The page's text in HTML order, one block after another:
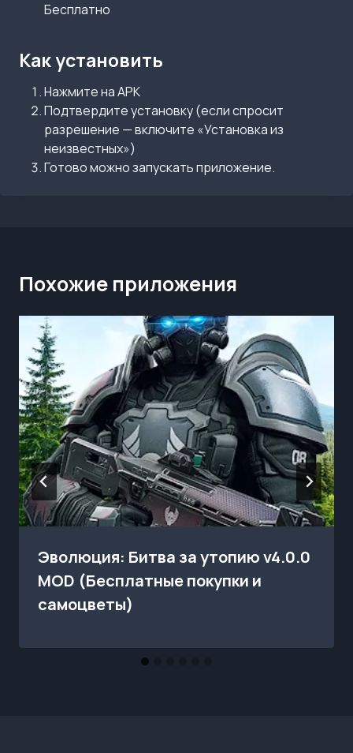
Бесплатно
Как установить
Нажмите на APK
Подтвердите установку (если спросит
разрешение — включите «Установка из
неизвестных»)
Готово можно запускать приложение.
Похожие приложения
Эволюция: Битва за утопию v4.0.0
MOD (Бесплатные покупки и
самоцветы)